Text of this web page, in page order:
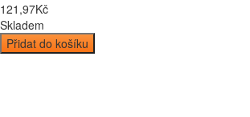
121 ,97Kč
Skladem
Přidat do košíku